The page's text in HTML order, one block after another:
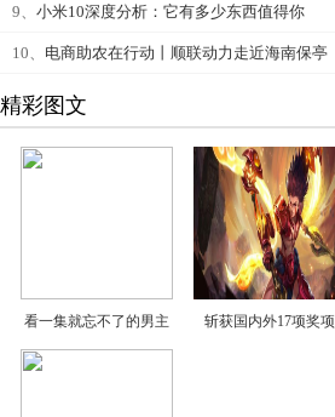
9、 小米10深度分析：它有多少东西值得你
10、 电商助农在行动丨顺联动力走近海南保亭
精彩图文
看一集就忘不了的男主 斩获国内外17项奖项